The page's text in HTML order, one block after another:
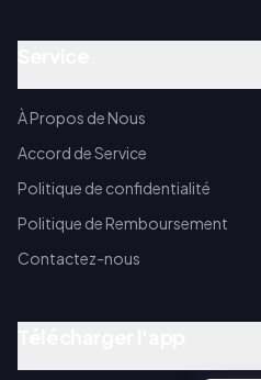
À Propos de Nous
Accord de Service
Politique de confidentialité
Politique de Remboursement
Contactez-nous